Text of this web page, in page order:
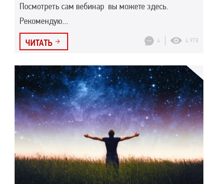
Посмотреть сам вебинар вы можете здесь.
Рекомендую...
ЧИТАТЬ 4 4 978